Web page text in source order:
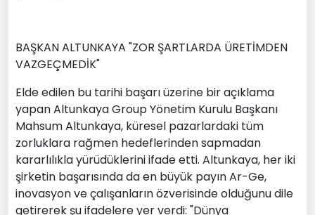
BAŞKAN ALTUNKAYA "ZOR ŞARTLARDA ÜRETİMDEN
VAZGEÇMEDİK"
Elde edilen bu tarihi başarı üzerine bir açıklama
yapan Altunkaya Group Yönetim Kurulu Başkanı
Mahsum Altunkaya, küresel pazarlardaki tüm
zorluklara rağmen hedeflerinden sapmadan
kararlılıkla yürüdüklerini ifade etti. Altunkaya, her iki
şirketin başarısında da en büyük payın Ar-Ge,
inovasyon ve çalışanların özverisinde olduğunu dile
getirerek şu ifadelere yer verdi: "Dünya